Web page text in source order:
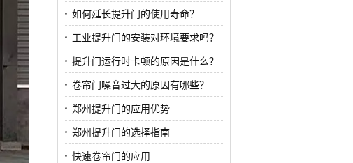
如何延长提升门的使用寿命？
工业提升门的安装对环境要求吗？
提升门运行时卡顿的原因是什么？
卷帘门噪音过大的原因有哪些？
郑州提升门的应用优势
郑州提升门的选择指南
快速卷帘门的应用